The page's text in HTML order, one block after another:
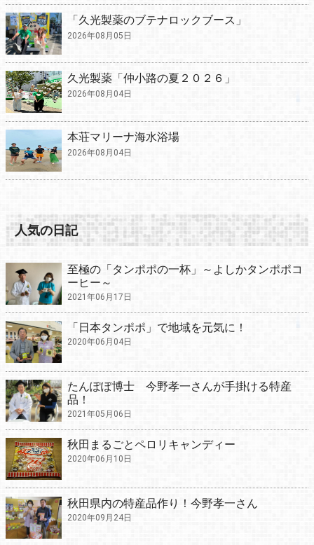
「久光製薬のブテナロックブース」
2026年08月05日
久光製薬「仲小路の夏２０２６」
2026年08月04日
本荘マリーナ海水浴場
2026年08月04日
人気の日記
至極の「タンポポの一杯」～よしかタンポポコ
ーヒー～
2021年06月17日
「日本タンポポ」で地域を元気に！
2020年06月04日
たんぽぽ博士 今野孝一さんが手掛ける特産
品！
2021年05月06日
秋田まるごとペロリキャンディー
2020年06月10日
秋田県内の特産品作り！今野孝一さん
2020年09月24日